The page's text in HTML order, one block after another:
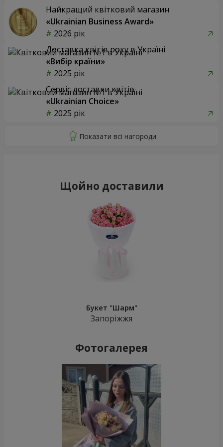
Найкращий квітковий магазин
«Ukrainian Business Award»
2026 рік
Доставка квітів року в Україні
«Вибір країни»
2025 рік
Сервіс доставки квітів
«Ukrainian Choice»
2025 рік
Щойно доставили
Букет "Шарм"
Запоріжжя
Фотогалерея